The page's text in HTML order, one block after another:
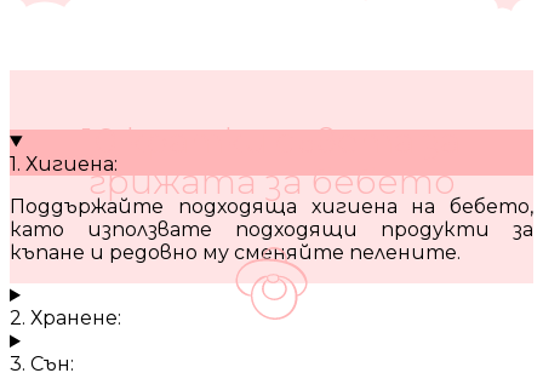
10 кратки съвета за
грижата за бебето
1. Хигиена:
Поддържайте подходяща хигиена на бебето,
като използвате подходящи продукти за
къпане и редовно му сменяйте пелените.
2. Хранене:
3. Сън: